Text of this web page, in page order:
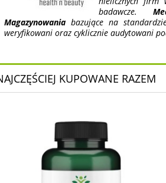
badawcze.
Magazynowania bazujące na
weryfikowani oraz cyklicznie audytowani
KUPOWANE RAZEM